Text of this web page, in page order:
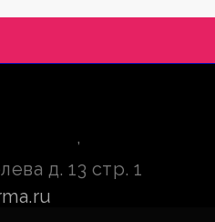
,
д. 13 стр. 1